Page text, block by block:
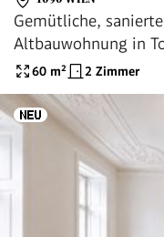
Gemütliche,
Altbauwohnung in
60 m² 2 Zimmer